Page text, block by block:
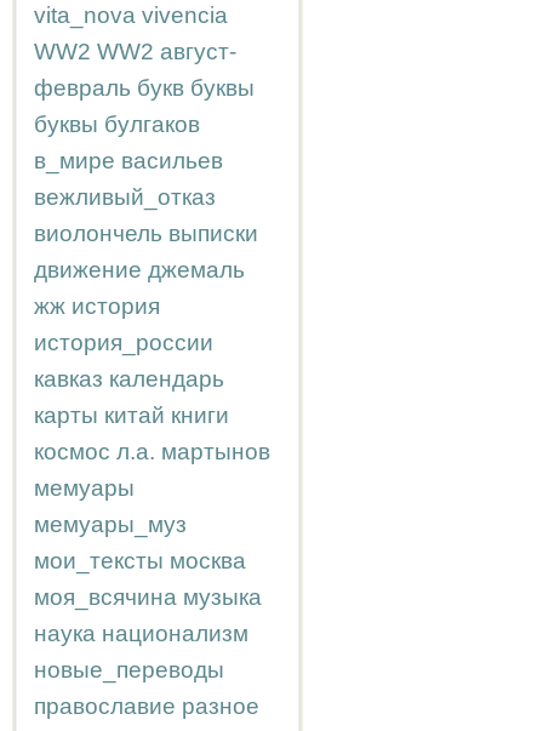
vita_nova vivencia
WW2 WW2 август-
февраль букв буквы
буквы булгаков
в_мире васильев
вежливый_отказ
виолончель выписки
движение джемаль
жж история
история_россии
кавказ календарь
карты китай книги
космос л.а. мартынов
мемуары
мемуары_муз
мои_тексты москва
моя_всячина музыка
наука национализм
новые_переводы
православие разное